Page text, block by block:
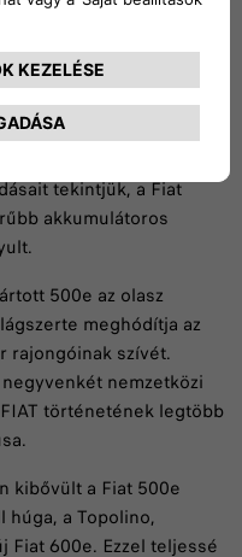
kerülnek,
(BEV) összesített
és Németországban,
piacon az abszolút
tekintjük, a Fiat
akkumulátoros
500e az olasz
meghódítja az
rajongóinak szívét.
nemzetközi
történetének legtöbb
kibővült a Fiat 500e
húga, a Topolino,
Fiat 600e. Ezzel teljessé